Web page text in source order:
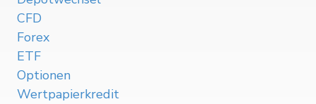
CFD
Forex
ETF
Optionen
Wertpapierkredit